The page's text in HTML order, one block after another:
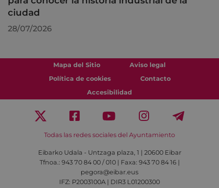
ciudad
28/07/2026
Mapa del Sitio
Aviso legal
Política de cookies
Contacto
Accesibilidad
Todas las redes sociales del Ayuntamiento
Eibarko Udala - Untzaga plaza, 1 | 20600 Eibar
Tfnoa.: 943 70 84 00 / 010 | Faxa: 943 70 84 16 |
pegora@eibar.eus
IFZ: P2003100A | DIR3 L01200300